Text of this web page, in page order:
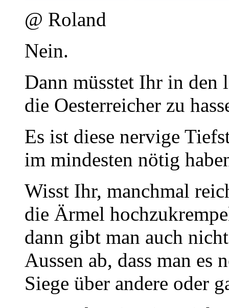
@ Roland
Nein.
Dann müsstet Ihr in den
die Oesterreicher zu
Es ist diese nervige
im mindesten nötig
Wisst Ihr, manchmal
die Ärmel
dann gibt man auch
Aussen ab, dass man es
Siege über andere oder